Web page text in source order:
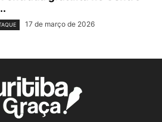
17 de março de 2026